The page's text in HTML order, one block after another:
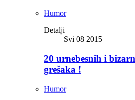
Humor
Detalji
Svi 08 2015
20 urnebesnih i
grešaka !
Humor